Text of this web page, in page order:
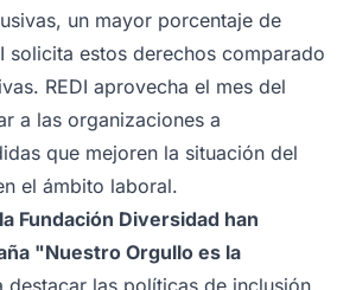
un mayor porcentaje de
solicita estos derechos comparado
REDI aprovecha el mes del
a las organizaciones a
que mejoren la situación del
el ámbito laboral.
Fundación Diversidad han
"Nuestro Orgullo es la
destacar las políticas de inclusión